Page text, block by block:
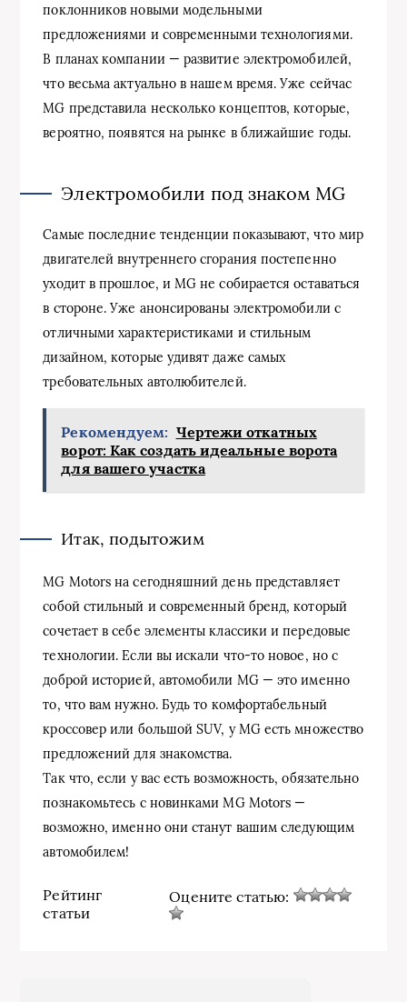
поклонников новыми модельными
предложениями и современными технологиями.
В планах компании — развитие электромобилей,
что весьма актуально в нашем время. Уже сейчас
MG представила несколько концептов, которые,
вероятно, появятся на рынке в ближайшие годы.
Электромобили под знаком MG
Самые последние тенденции показывают, что мир
двигателей внутреннего сгорания постепенно
уходит в прошлое, и MG не собирается оставаться
в стороне. Уже анонсированы электромобили с
отличными характеристиками и стильным
дизайном, которые удивят даже самых
требовательных автолюбителей.
Рекомендуем: Чертежи откатных
ворот: Как создать идеальные ворота
для вашего участка
Итак, подытожим
MG Motors на сегодняшний день представляет
собой стильный и современный бренд, который
сочетает в себе элементы классики и передовые
технологии. Если вы искали что-то новое, но с
доброй историей, автомобили MG — это именно
то, что вам нужно. Будь то комфортабельный
кроссовер или большой SUV, у MG есть множество
предложений для знакомства.
Так что, если у вас есть возможность, обязательно
познакомьтесь с новинками MG Motors —
возможно, именно они станут вашим следующим
автомобилем!
Рейтинг
статьи
Оцените статью: